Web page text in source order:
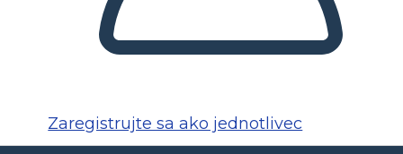
Zaregistrujte sa ako jednotlivec